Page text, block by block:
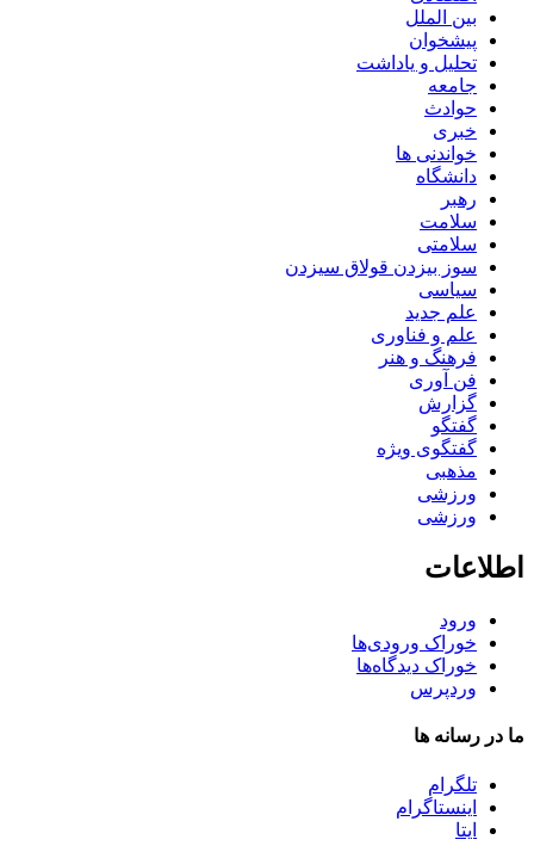
بین الملل
پیشخوان
تحلیل و یاداشت
جامعه
حوادث
خبری
خواندنی ها
دانشگاه
رهبر
سلامت
سلامتی
سوز بیزدن قولاق سیزدن
سیاسی
علم جدید
علم و فناوری
فرهنگ و هنر
فن آوری
گزارش
گفتگو
گفتگوی ویژه
مذهبی
ورزشی
ورزشی
اطلاعات
ورود
خوراک ورودی‌ها
خوراک دیدگاه‌ها
وردپرس
ما در رسانه ها
تلگرام
اینستاگرام
ایتا